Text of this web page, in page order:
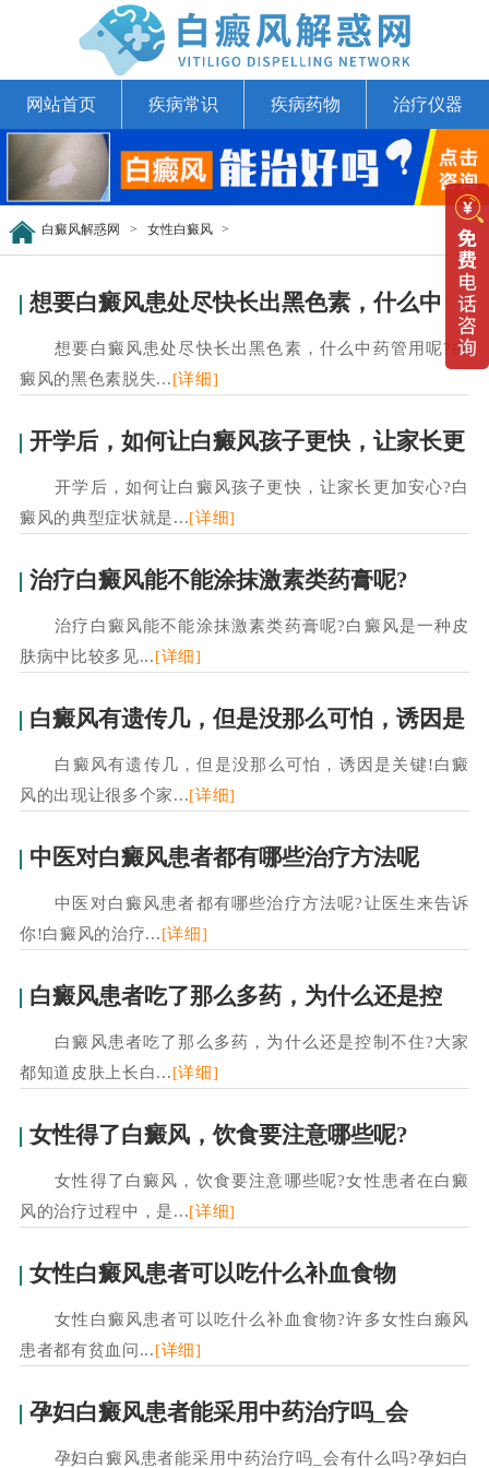
网站首页 疾病常识 疾病药物 治疗仪器
白癜风解惑网 > 女性白癜风 >
想要白癜风患处尽快长出黑色素，什么中
想要白癜风患处尽快长出黑色素，什么中药管用呢?白
癜风的黑色素脱失...[详细]
开学后，如何让白癜风孩子更快，让家长更
开学后，如何让白癜风孩子更快，让家长更加安心?白
癜风的典型症状就是...[详细]
治疗白癜风能不能涂抹激素类药膏呢?
治疗白癜风能不能涂抹激素类药膏呢?白癜风是一种皮
肤病中比较多见...[详细]
白癜风有遗传几，但是没那么可怕，诱因是
白癜风有遗传几，但是没那么可怕，诱因是关键!白癜
风的出现让很多个家...[详细]
中医对白癜风患者都有哪些治疗方法呢
中医对白癜风患者都有哪些治疗方法呢?让医生来告诉
你!白癜风的治疗...[详细]
白癜风患者吃了那么多药，为什么还是控
白癜风患者吃了那么多药，为什么还是控制不住?大家
都知道皮肤上长白...[详细]
女性得了白癜风，饮食要注意哪些呢?
女性得了白癜风，饮食要注意哪些呢?女性患者在白癜
风的治疗过程中，是...[详细]
女性白癜风患者可以吃什么补血食物
女性白癜风患者可以吃什么补血食物?许多女性白癞风
患者都有贫血问...[详细]
孕妇白癜风患者能采用中药治疗吗_会
孕妇白癜风患者能采用中药治疗吗_会有什么吗?孕妇白